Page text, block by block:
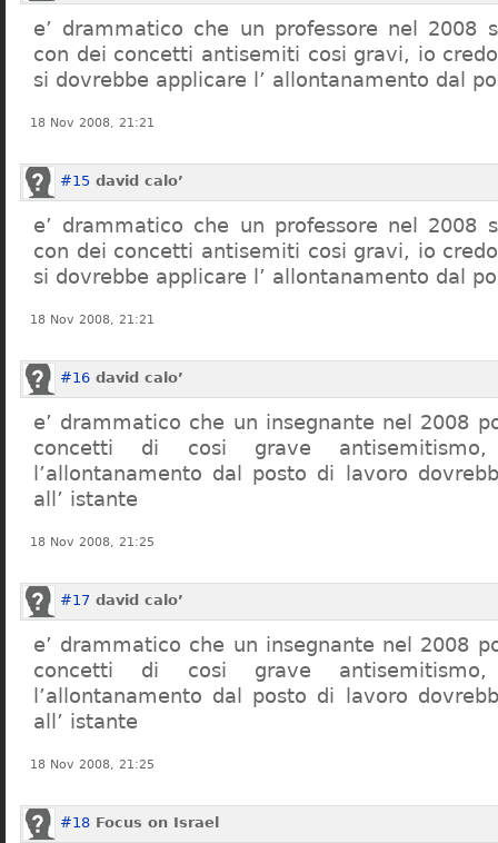
e’ drammatico che un professore nel 2008
con dei concetti antisemiti cosi gravi, io
si dovrebbe applicare l’ allontanamento dal
18 Nov 2008, 21:21
#15 david calo’
e’ drammatico che un professore nel 2008
con dei concetti antisemiti cosi gravi, io
si dovrebbe applicare l’ allontanamento dal
18 Nov 2008, 21:21
#16 david calo’
e’ drammatico che un insegnante nel 2008
concetti di cosi grave
l’allontanamento dal posto di lavoro
all’ istante
18 Nov 2008, 21:25
#17 david calo’
e’ drammatico che un insegnante nel 2008
concetti di cosi grave
l’allontanamento dal posto di lavoro
all’ istante
18 Nov 2008, 21:25
#18 Focus on Israel